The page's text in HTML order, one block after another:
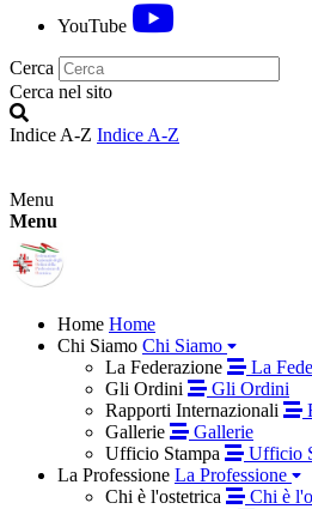
YouTube
Cerca
Cerca nel sito
Indice A-Z Indice A-Z
Menu
Menu
Home Home
Chi Siamo Chi Siamo
La Federazione
La
Gli Ordini
Gli Ordini
Rapporti Internazionali
Gallerie
Gallerie
Ufficio Stampa
Ufficio
La Professione La Professione
Chi è l'ostetrica
Chi è